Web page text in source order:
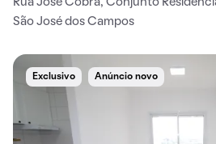
Rua José Cobra, Conjunto
São José dos Campos
Exclusivo Anúncio novo